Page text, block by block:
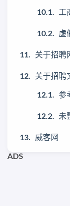
工
虚
关于招聘
关于招聘
参
未
威客网
ADS